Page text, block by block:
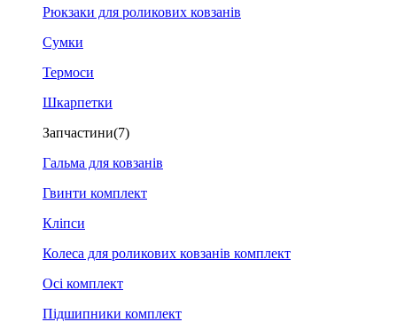
Рюкзаки для роликових ковзанів
Сумки
Термоси
Шкарпетки
Запчастини(7)
Гальма для ковзанів
Гвинти комплект
Кліпси
Колеса для роликових ковзанів комплект
Осі комплект
Підшипники комплект